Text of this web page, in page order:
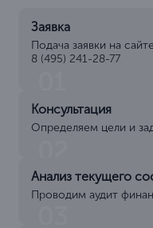
Заявка
Подача заявки на
8 (495) 241-28-77
Консультация
Определяем цели и
Анализ текущего
Проводим аудит